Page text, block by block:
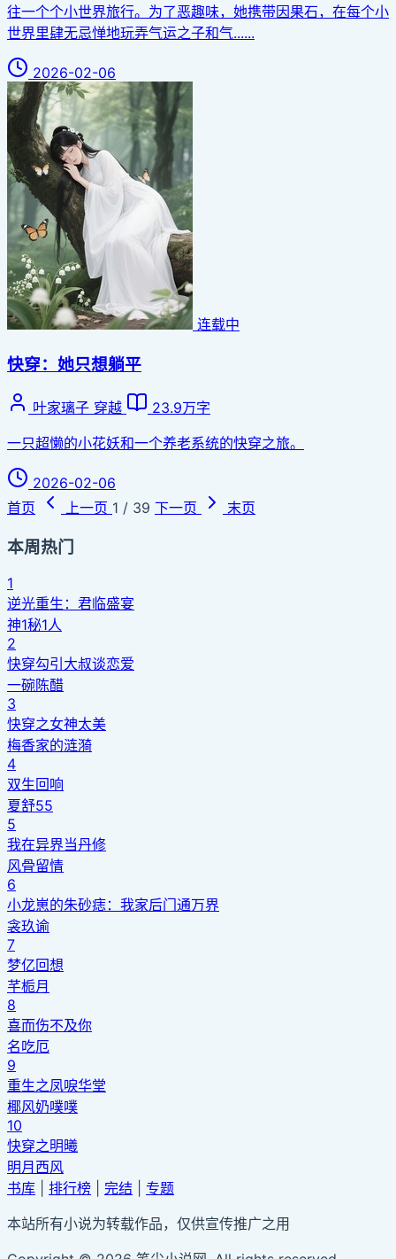
往一个个小世界旅行。为了恶趣味，她携带因果石，在每个小
世界里肆无忌惮地玩弄气运之子和气......
2026-02-06
连载中
快穿：她只想躺平
叶家璃子 穿越
23.9万字
一只超懒的小花妖和一个养老系统的快穿之旅。
2026-02-06
首页
上一页 1 / 39 下一页 末页
本周热门
1
逆光重生：君临盛宴
神1秘1人
2
快穿勾引大叔谈恋爱
一碗陈醋
3
快穿之女神太美
梅香家的涟漪
4
双生回响
夏舒55
5
我在异界当丹修
风骨留情
6
小龙崽的朱砂痣：我家后门通万界
衾玖谕
7
梦亿回想
芊栀月
8
喜而伤不及你
名吃厄
9
重生之凤唳华堂
椰风奶噗噗
10
快穿之明曦
明月西风
书库
排行榜 完结
专题
本站所有小说为转载作品，仅供宣传推广之用